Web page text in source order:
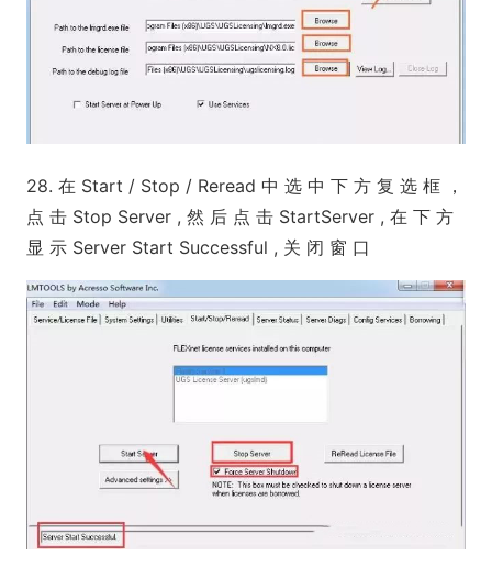
28. 在 Start / Stop / Reread 中 选 中 下 方 复 选 框 ，
点 击 Stop Server , 然 后 点 击 StartServer , 在 下 方
显 示 Server Start Successful , 关 闭 窗 口